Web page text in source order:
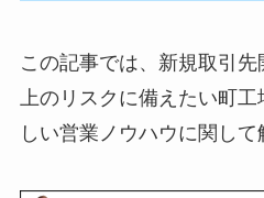
この記事では、新規取引
上のリスクに備えたい町
しい営業ノウハウに関して